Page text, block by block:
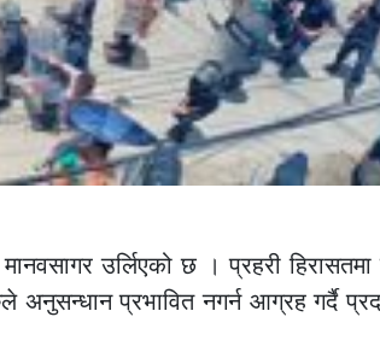
उर्लिएको छ । प्रहरी हिरासतमा
अनुसन्धान प्रभावित नगर्न आग्रह गर्दै